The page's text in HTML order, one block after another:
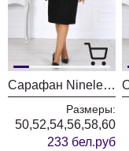
Сарафан Ninele 7443 угольный
Размеры:
50,52,54,56,58,60
233 бел.руб